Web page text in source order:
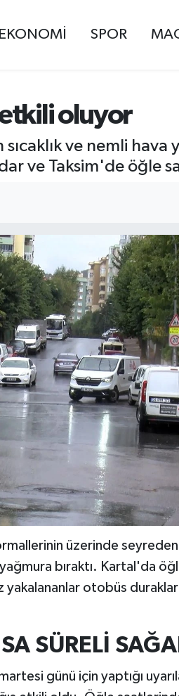
EKONOMİ SPOR
oluyor
ve nemli hava
ve Taksim'de öğle
üzerinde seyreden
bıraktı. Kartal'da
otobüs
SÜRELİ
günü için yaptığı